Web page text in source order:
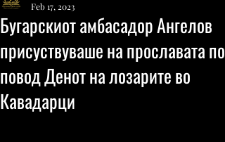
Бугарскиот амбасадор Ангелов
присуствуваше на прославата по
повод Денот на лозарите во
Кавадарци
Feb 17, 2023